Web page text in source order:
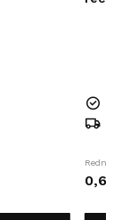
Redna
0,68